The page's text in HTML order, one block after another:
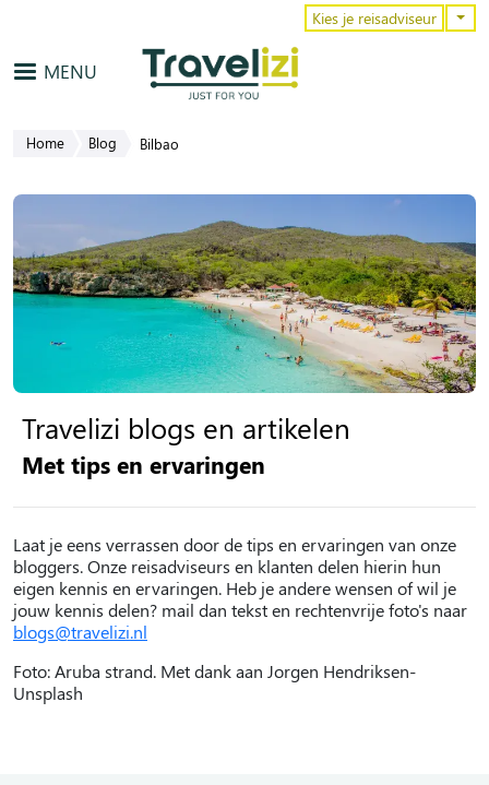
Overslaan en naar de inhoud gaan
MENU
Kies je reisadviseur
Home Blog Bilbao
Travelizi blogs en artikelen
Met tips en ervaringen
Laat je eens verrassen door de tips en ervaringen van onze
bloggers. Onze reisadviseurs en klanten delen hierin hun
eigen kennis en ervaringen. Heb je andere wensen of wil je
jouw kennis delen? mail dan tekst en rechtenvrije foto's naar
blogs@travelizi.nl
Foto: Aruba strand. Met dank aan Jorgen Hendriksen-
Unsplash